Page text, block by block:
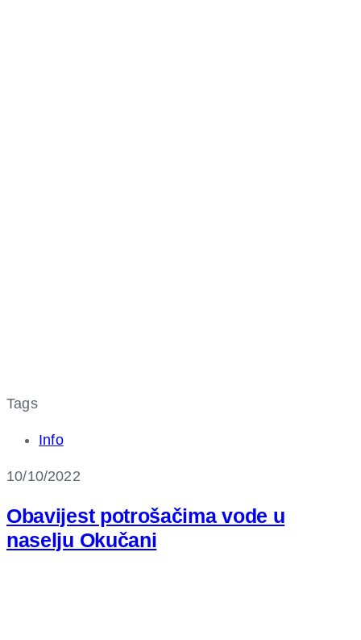
Tags
Info
10/10/2022
Obavijest potrošačima vode u
naselju Okučani